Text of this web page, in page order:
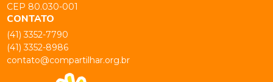
CEP 80.030-001
CONTATO
(41) 3352-7790
(41) 3352-8986
contato@compartilhar.org.br